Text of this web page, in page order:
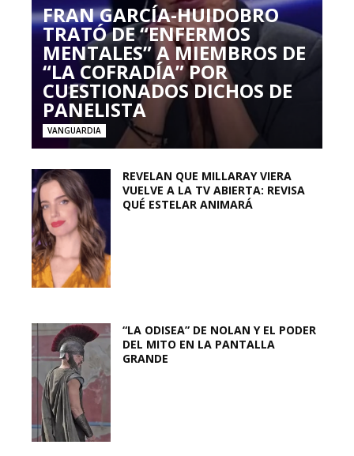
FRAN GARCÍA-HUIDOBRO
TRATÓ DE “ENFERMOS
MENTALES” A MIEMBROS DE
“LA COFRADÍA” POR
CUESTIONADOS DICHOS DE
PANELISTA
VANGUARDIA
REVELAN QUE MILLARAY VIERA
VUELVE A LA TV ABIERTA: REVISA
QUÉ ESTELAR ANIMARÁ
“LA ODISEA” DE NOLAN Y EL PODER
DEL MITO EN LA PANTALLA
GRANDE